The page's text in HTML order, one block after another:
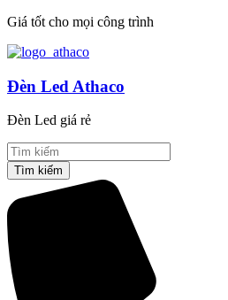
Giá tốt cho mọi công trình
Đèn Led Athaco
Đèn Led giá rẻ